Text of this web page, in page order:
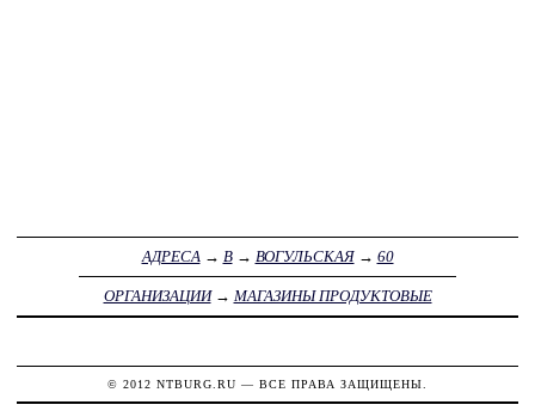
АДРЕСА→ В→ ВОГУЛЬСКАЯ→ 60
ОРГАНИЗАЦИИ→ МАГАЗИНЫ ПРОДУКТОВЫЕ
© 2012 NTBURG.RU — ВСЕ ПРАВА ЗАЩИЩЕНЫ.